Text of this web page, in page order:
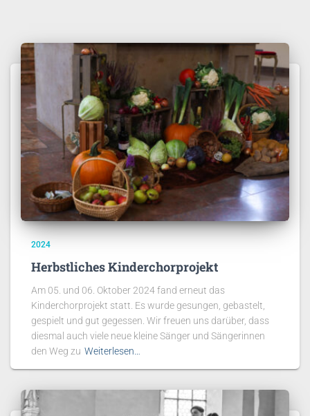
2024
Herbstliches Kinderchorprojekt
Am 05. und 06. Oktober 2024 fand erneut das
Kinderchorprojekt statt. Es wurde gesungen, gebastelt,
gespielt und gut gegessen. Wir freuen uns darüber, dass
diesmal auch viele neue kleine Sänger und Sängerinnen
den Weg zu Weiterlesen…